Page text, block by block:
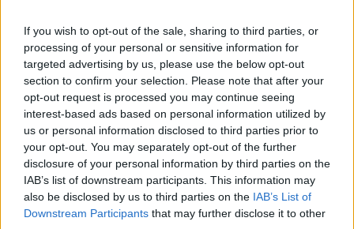
If you wish to opt-out of the sale, sharing to third parties, or
processing of your personal or sensitive information for
targeted advertising by us, please use the below opt-out
section to confirm your selection. Please note that after your
opt-out request is processed you may continue seeing
interest-based ads based on personal information utilized by
us or personal information disclosed to third parties prior to
your opt-out. You may separately opt-out of the further
disclosure of your personal information by third parties on the
IAB’s list of downstream participants. This information may
also be disclosed by us to third parties on the IAB’s List of
Downstream Participants that may further disclose it to other